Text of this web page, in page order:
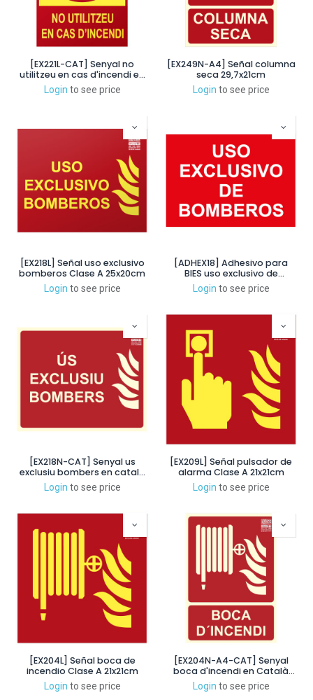
[EX221L-CAT] Senyal no
utilitzeu en cas d'incendi en
català Classe A 21x15cm
Login to see price
[EX249N-A4] Señal columna
seca 29,7x21cm
Login to see price
[EX218L] Señal uso exclusivo
bomberos Clase A 25x20cm
Login to see price
[ADHEX18] Adhesivo para
BIES uso exclusivo de
bomberos 21x15cm
Login to see price
[EX218N-CAT] Senyal us
exclusiu bombers en català
25x20cm
Login to see price
[EX209L] Señal pulsador de
alarma Clase A 21x21cm
Login to see price
[EX204L] Señal boca de
incendio Clase A 21x21cm
Login to see price
[EX204N-A4-CAT] Senyal
boca d'incendi en Català
29,7x21cm
Login to see price